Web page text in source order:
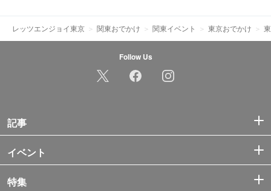
レッツエンジョイ東京 関東おでかけ 関東イベント 東京おでかけ
Follow Us
記事
イベント
特集